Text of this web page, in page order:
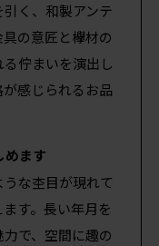
く、和製アンテ
の意匠と欅材の
佇まいを演出し
感じられるお品
めます
な杢目が現れて
す。長い年月を
で、空間に趣の